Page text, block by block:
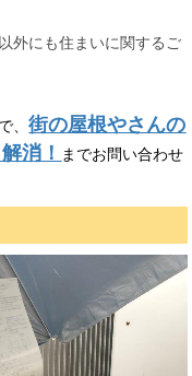
外にも住まいに関するご
、街の屋根やさんの
消！ までお問い合わせ